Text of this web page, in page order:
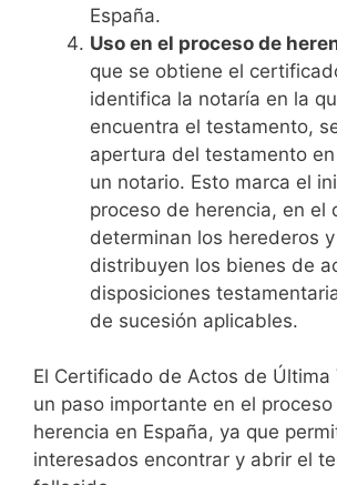
España.
Uso en el proceso de
que se obtiene el
identifica la notaría en la
encuentra el testamento,
apertura del testamento
un notario. Esto marca el
proceso de herencia, en el
determinan los herederos
distribuyen los bienes de
disposiciones
de sucesión aplicables.
El Certificado de Actos de Última
un paso importante en el
herencia en España, ya que
interesados encontrar y abrir el